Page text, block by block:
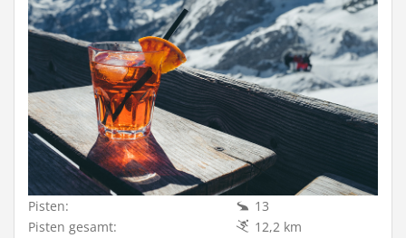
Pisten:
13
Pisten gesamt:
12,2 km